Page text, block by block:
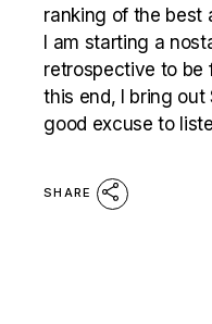
ranking of the best
I am starting a
retrospective to be
this end, I bring out
good excuse to
SHARE